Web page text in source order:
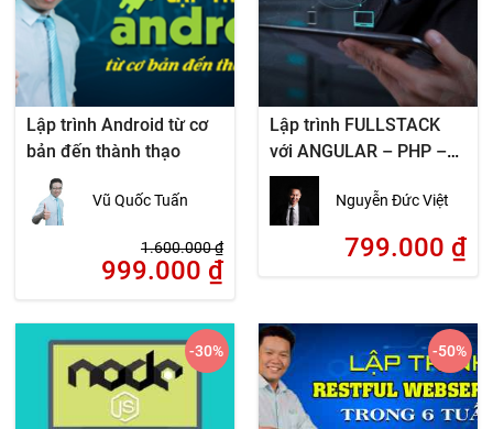
Lập trình Android từ cơ
bản đến thành thạo
Vũ Quốc Tuấn
1.600.000₫
999.000 ₫
Lập trình FULLSTACK
với ANGULAR – PHP –
MYSQL
Nguyễn Đức Việt
799.000 ₫
-30% -50%